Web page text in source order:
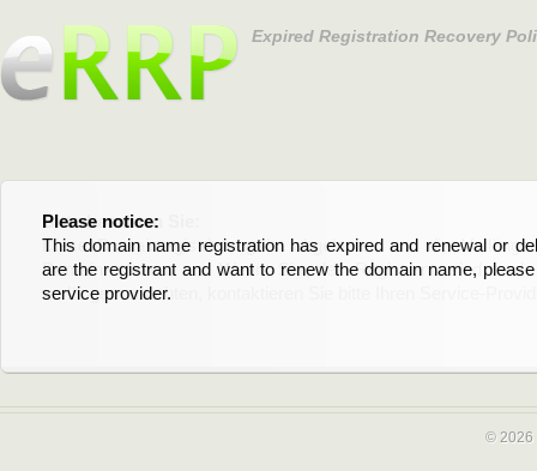
Expired Registration Recovery
Please notice:
This domain name registration has expired and renewal or
are the registrant and want to renew the domain name,
service provider.
Bitte beachten Sie:
Diese Domainregistrierung ist abgelaufen und die
Domain stehen an. Wenn Sie der Registrant sind und
verlängern möchten, kontaktieren Sie bitte Ihren Service-
© 2026